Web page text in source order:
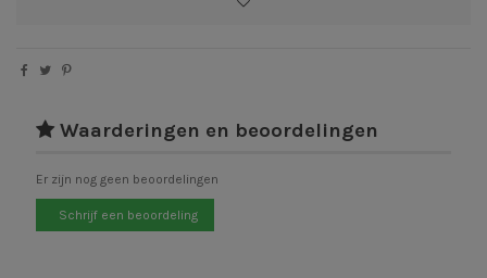
Waarderingen en beoordelingen
Er zijn nog geen beoordelingen
Schrijf een beoordeling